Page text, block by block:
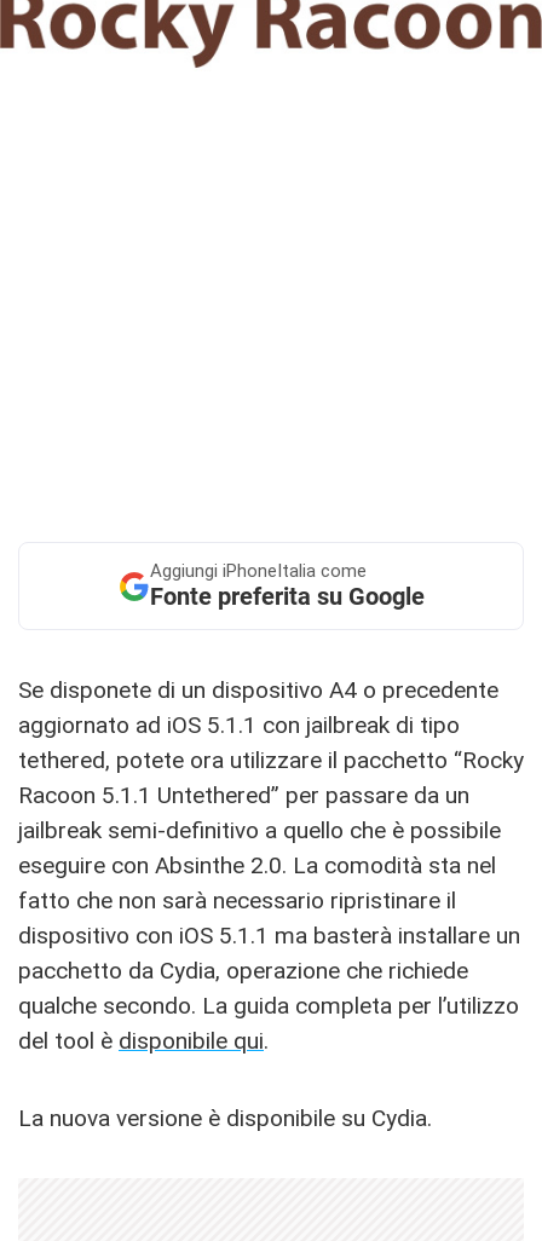
Aggiungi iPhoneItalia come
Fonte preferita su Google
Se disponete di un dispositivo A4 o precedente
aggiornato ad iOS 5.1.1 con jailbreak di tipo
tethered, potete ora utilizzare il pacchetto “Rocky
Racoon 5.1.1 Untethered” per passare da un
jailbreak semi-definitivo a quello che è possibile
eseguire con Absinthe 2.0. La comodità sta nel
fatto che non sarà necessario ripristinare il
dispositivo con iOS 5.1.1 ma basterà installare un
pacchetto da Cydia, operazione che richiede
qualche secondo. La guida completa per l’utilizzo
del tool è disponibile qui.
La nuova versione è disponibile su Cydia.